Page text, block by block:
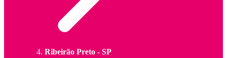
Ribeirão Preto - SP